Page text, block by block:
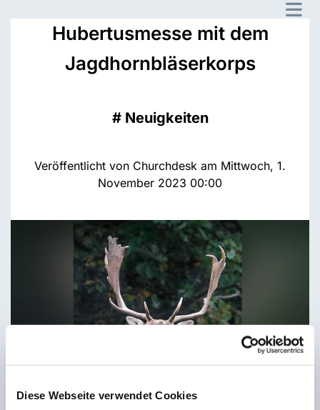
Diese Webseite verwendet Cookies
Hubertusmesse mit dem
Jagdhornbläserkorps
# Neuigkeiten
Veröffentlicht von Churchdesk am Mittwoch, 1.
November 2023 00:00